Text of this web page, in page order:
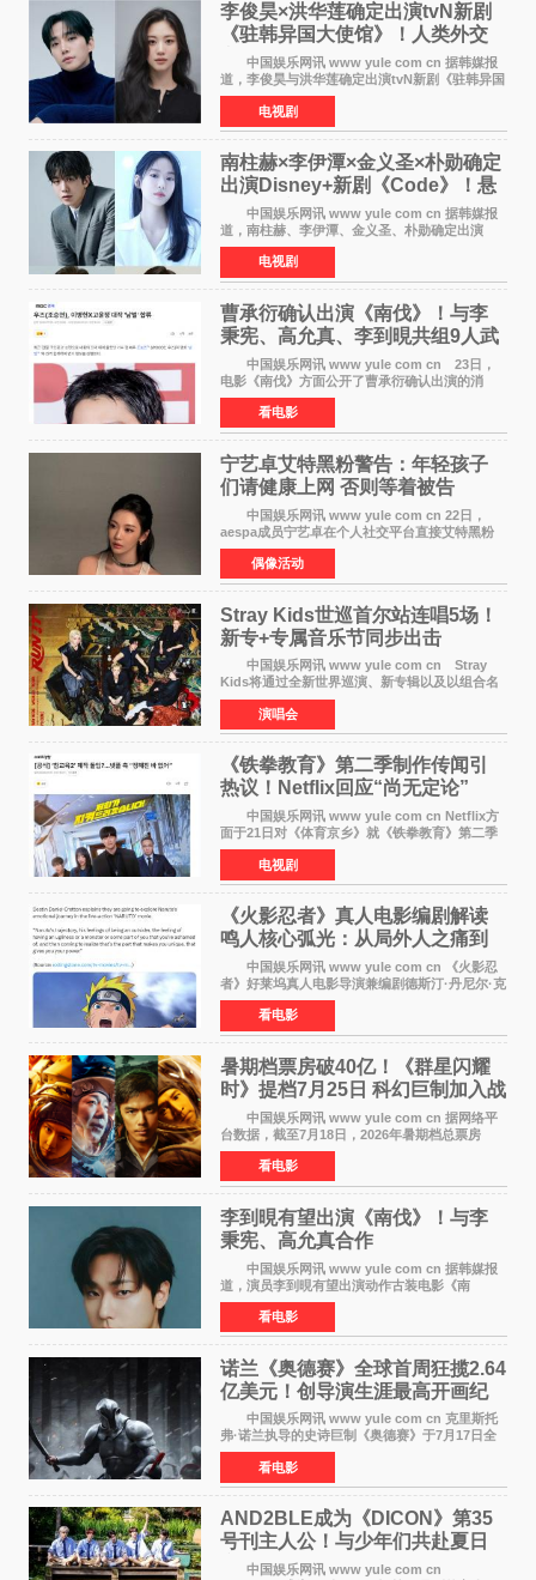
李俊昊×洪华莲确定出演tvN新剧
《驻韩异国大使馆》！人类外交
官与“龙”大使的奇幻
中国娱乐网讯 www yule com cn 据韩媒报
道，李俊昊与洪华莲确定出演tvN新剧《驻韩异国
大使馆》，分别担任男女主角，引发期待。
该剧讲述了一位因管理驻韩异国大使馆（负责管
理居住在大韩
电视剧
南柱赫×李伊潭×金义圣×朴勋确定
出演Disney+新剧《Code》！悬
疑犯罪惊悚明年上线
中国娱乐网讯 www yule com cn 据韩媒报
道，南柱赫、李伊潭、金义圣、朴勋确定出演
Disney+新剧《Code》，该剧预计将于明年播
出，引发高度关注。 本剧改编自同名人气台
剧，讲述了一位往来
电视剧
曹承衍确认出演《南伐》！与李
秉宪、高允真、李到晛共组9人武
士团
中国娱乐网讯 www yule com cn 23日，
电影《南伐》方面公开了曹承衍确认出演的消
息。通过歌手活动展现出独特色彩的曹承衍将在
片中饰演拥有出色弓箭技术的弓箭手，他将在这
一历史动作大片中展
看电影
宁艺卓艾特黑粉警告：年轻孩子
们​请健康上网 否则等着被告
中国娱乐网讯 www yule com cn 22日，
aespa成员宁艺卓在个人社交平台直接艾特黑粉
账号，正面喊话回应长期以来的恶意攻击，引发
广泛关注。 宁艺卓在文中表示，自己早已注
意到部分网友持续
偶像活动
Stray Kids世巡首尔站连唱5场！
新专+专属音乐节同步出击
中国娱乐网讯 www yule com cn Stray
Kids将通过全新世界巡演、新专辑以及以组合名
义打造的专属音乐节等一系列全球活动，开启事
业发展的全新篇章。 Stray Kids将于7月25日
至26日、29日
演唱会
《铁拳教育》第二季制作传闻引
热议！Netflix回应“尚无定论”
中国娱乐网讯 www yule com cn Netflix方
面于21日对《体育京乡》就《铁拳教育》第二季
制作传闻划清界限，表示尚无定论。然而，业界
却有传闻称已就《铁拳教育》第二季的制作展开
了讨论——《
电视剧
《火影忍者》真人电影编剧解读
鸣人核心弧光：从局外人之痛到
自我觉醒
中国娱乐网讯 www yule com cn 《火影忍
者》好莱坞真人电影导演兼编剧德斯汀·丹尼尔·克
雷顿近日在采访中分享了对主角鸣人成长弧光的
理解，透露电影将深入探索鸣人作为局外人的情
感历程。
看电影
暑期档票房破40亿！《群星闪耀
时》提档7月25日 科幻巨制加入战
中国娱乐网讯 www yule com cn 据网络平
台数据，截至7月18日，2026年暑期档总票房
（含预售）已正式突破40亿元大关，年度总票房
也随之逼近197亿元。超百部中外佳片同台竞技，
点燃了盛夏的电
看电影
李到晛有望出演《南伐》！与李
秉宪、高允真合作
中国娱乐网讯 www yule com cn 据韩媒报
道，演员李到晛有望出演动作古装电影《南
伐》，与李秉宪、高允真合作，引发关注。
该片为动作古装片，讲述朝鲜初期，为了解救被
倭寇绑走的俘虏，9
看电影
诺兰《奥德赛》全球首周狂揽2.64
亿美元！创导演生涯最高开画纪
中国娱乐网讯 www yule com cn 克里斯托
弗·诺兰执导的史诗巨制《奥德赛》于7月17日全
球上映，首周末票房表现远超预期——北美首周
三天粗报1 245亿美元（开画3919馆），全球首周
2 641亿美元
看电影
AND2BLE成为《DICON》第35
号刊主人公！与少年们共赴夏日
之约
中国娱乐网讯 www yule com cn